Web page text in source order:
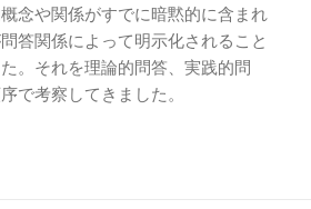
念や関係がすでに暗黙的に含まれ
答関係によって明示化されること
。それを理論的問答、実践的問
で考察してきました。